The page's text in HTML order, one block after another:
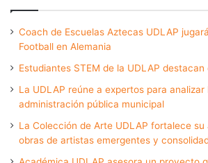
Coach de Escuelas Aztecas UDLAP
Football en Alemania
Estudiantes STEM de la UDLAP
La UDLAP reúne a expertos para analizar
administración pública municipal
La Colección de Arte UDLAP fortalece
obras de artistas emergentes y